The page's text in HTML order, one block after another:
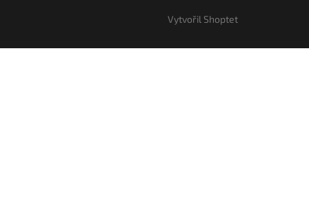
Vytvořil Shoptet